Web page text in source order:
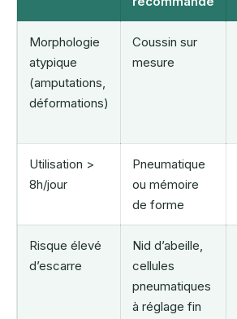
Morphologie
atypique
(amputations,
déformations)
Coussin sur
mesure
Utilisation >
8h/jour
Pneumatique
ou mémoire
de forme
Risque élevé
d’escarre
Nid d’abeille,
cellules
pneumatiques
à réglage fin